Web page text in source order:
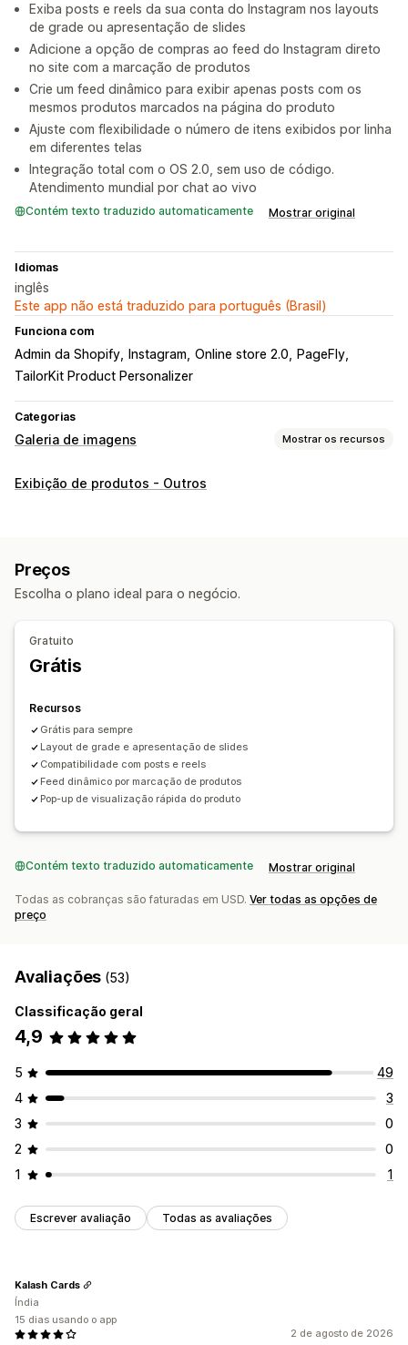
Exiba posts e reels da sua conta do Instagram nos layouts
de grade ou apresentação de slides
Adicione a opção de compras ao feed do Instagram direto
no site com a marcação de produtos
Crie um feed dinâmico para exibir apenas posts com os
mesmos produtos marcados na página do produto
Ajuste com flexibilidade o número de itens exibidos por linha
em diferentes telas
Integração total com o OS 2.0, sem uso de código.
Atendimento mundial por chat ao vivo
Contém texto traduzido automaticamente Mostrar original
Idiomas
inglês
Este app não está traduzido para português (Brasil)
Funciona com
Admin da Shopify Instagram Online store 2.0
PageFly
TailorKit Product Personalizer
Categorias
Galeria de imagens Mostrar os recursos
Tipos de galeria
Personalização
Estilos personalizados
Exibição de produtos - Outros
Preços
Escolha o plano ideal para o negócio.
Gratuito
Grátis
Recursos
Grátis para sempre
Layout de grade e apresentação de slides
Compatibilidade com posts e reels
Feed dinâmico por marcação de produtos
Pop-up de visualização rápida do produto
Contém texto traduzido automaticamente Mostrar original
Todas as cobranças são faturadas em USD. Ver todas as opções de
preço
Avaliações (53)
Classificação geral
4,9
5
49
4
3
3
0
2
0
1
1
Escrever avaliação Todas as avaliações
2 de agosto de 2026
Kalash Cards
Índia
15 dias usando o app